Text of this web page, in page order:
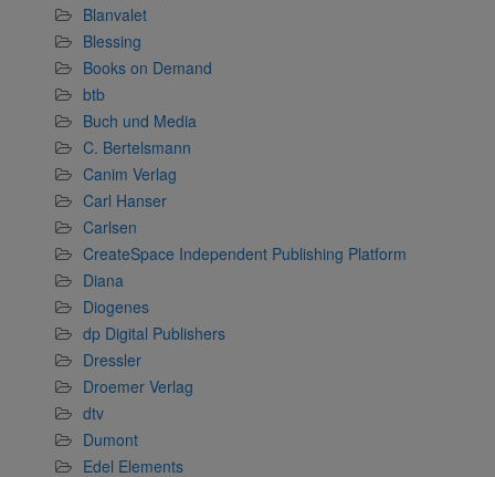
Blanvalet
Blessing
Books on Demand
btb
Buch und Media
C. Bertelsmann
Canim Verlag
Carl Hanser
Carlsen
CreateSpace Independent Publishing Platform
Diana
Diogenes
dp Digital Publishers
Dressler
Droemer Verlag
dtv
Dumont
Edel Elements